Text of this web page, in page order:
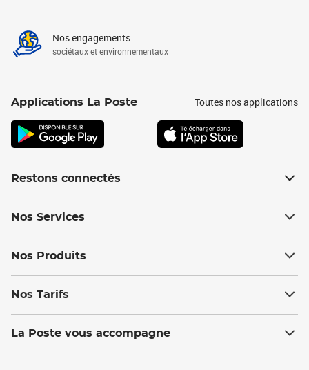
Nos engagements
sociétaux et environnementaux
Applications La Poste Toutes nos applications
Restons connectés
Nos Services
Nos Produits
Nos Tarifs
La Poste vous accompagne